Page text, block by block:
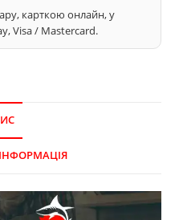
карткою онлайн, у
Visa / Mastercard.